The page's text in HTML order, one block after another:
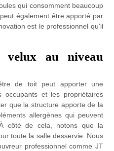
qui consomment beaucoup
également être apporté par
est le professionnel qu'il
velux au niveau
de toit peut apporter une
occupants et les propriétaires
que la structure apporte de la
allergènes qui peuvent
côté de cela, notons que la
toute la salle desservie. Nous
professionnel comme JT